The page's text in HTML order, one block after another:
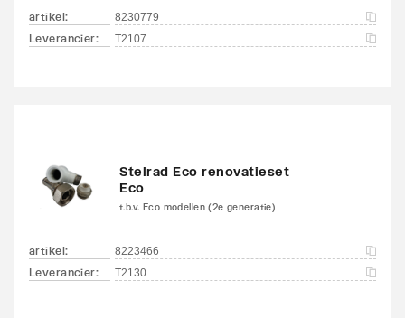
artikel: 8230779
Leverancier: T2107
Stelrad Eco renovatieset
Eco
t.b.v. Eco modellen (2e generatie)
artikel: 8223466
Leverancier: T2130